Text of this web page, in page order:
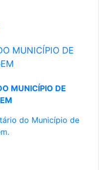
MUNICÍPIO DE
MUNICÍPIO DE
do Município de